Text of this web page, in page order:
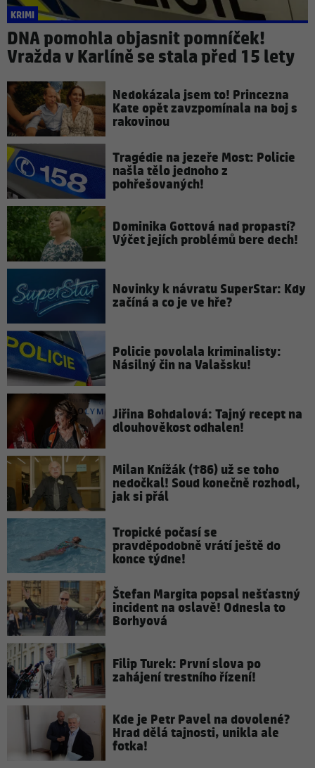
KRIMI
DNA pomohla objasnit pomníček!
Vražda v Karlíně se stala před 15 lety
Nedokázala jsem to! Princezna
Kate opět zavzpomínala na boj s
rakovinou
Tragédie na jezeře Most: Policie
našla tělo jednoho z
pohřešovaných!
Dominika Gottová nad propastí?
Výčet jejích problémů bere dech!
Novinky k návratu SuperStar: Kdy
začíná a co je ve hře?
Policie povolala kriminalisty:
Násilný čin na Valašsku!
Jiřina Bohdalová: Tajný recept na
dlouhověkost odhalen!
Milan Knížák (†86) už se toho
nedočkal! Soud konečně rozhodl,
jak si přál
Tropické počasí se
pravděpodobně vrátí ještě do
konce týdne!
Štefan Margita popsal nešťastný
incident na oslavě! Odnesla to
Borhyová
Filip Turek: První slova po
zahájení trestního řízení!
Kde je Petr Pavel na dovolené?
Hrad dělá tajnosti, unikla ale
fotka!